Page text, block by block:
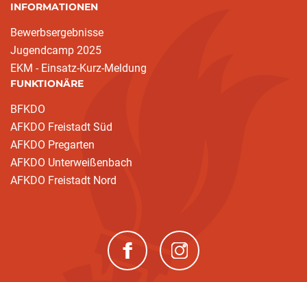
INFORMATIONEN
Bewerbsergebnisse
Jugendcamp 2025
EKM - Einsatz-Kurz-Meldung
FUNKTIONÄRE
BFKDO
AFKDO Freistadt Süd
AFKDO Pregarten
AFKDO Unterweißenbach
AFKDO Freistadt Nord
(neues Fenster)(neues Fenster)